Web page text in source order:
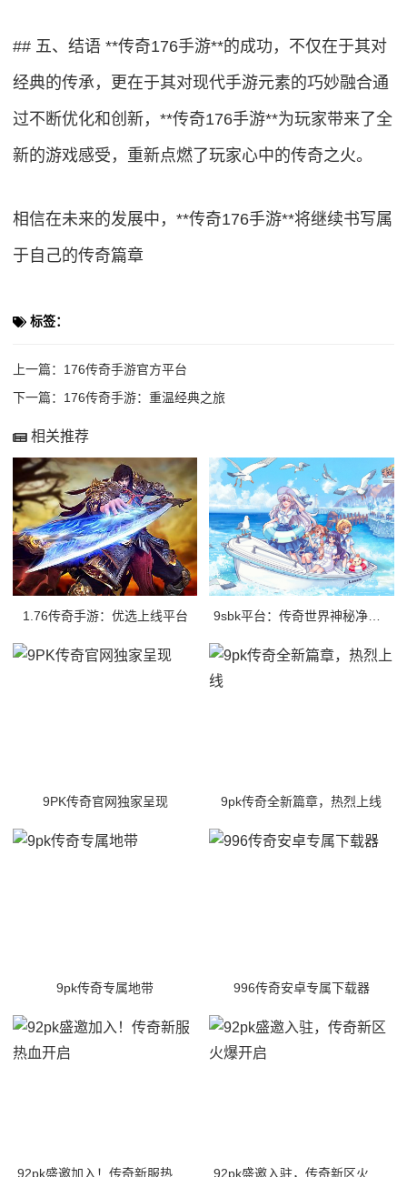
## 五、结语 **传奇176手游**的成功，不仅在于其对
经典的传承，更在于其对现代手游元素的巧妙融合通
过不断优化和创新，**传奇176手游**为玩家带来了全
新的游戏感受，重新点燃了玩家心中的传奇之火。
相信在未来的发展中，**传奇176手游**将继续书写属
于自己的传奇篇章
标签：
上一篇： 176传奇手游官方平台
下一篇： 176传奇手游：重温经典之旅
相关推荐
1.76传奇手游：优选上线平台
9PK传奇官网独家呈现 9pk传奇全新篇章，热烈上线
9pk传奇专属地带 996传奇安卓专属下载器